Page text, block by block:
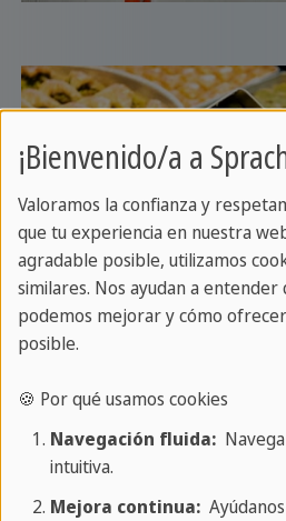
¡Bienvenido/a a
Valoramos la confianza y
que tu experiencia en nuestra
agradable posible, utilizamos
similares. Nos ayudan a entender
podemos mejorar y cómo
posible.
🍪 Por qué usamos cookies
Navegación fluida:Navega
intuitiva.
Mejora continua: